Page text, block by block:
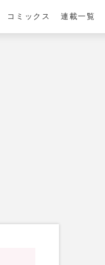
コミックス 連載一覧